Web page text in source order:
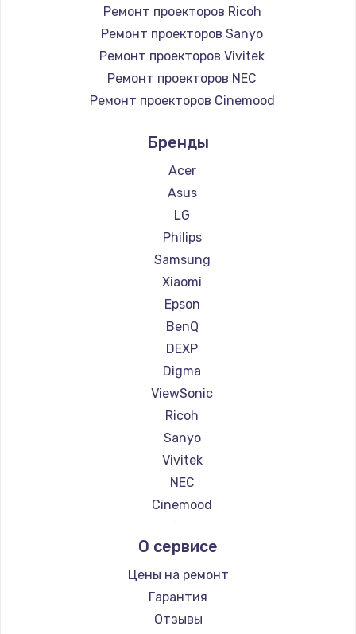
Ремонт проекторов Ricoh
Ремонт проекторов Sanyo
Ремонт проекторов Vivitek
Ремонт проекторов NEC
Ремонт проекторов Cinemood
Ремонт проекторов Barco
Ремонт проекторов Xgimi
Ремонт проекторов Canon
Ремонт проекторов JVC
Ремонт проекторов Casio
Ремонт проекторов Hiper
Ремонт проекторов HITACHI
Ремонт проекторов Panasonic
Ремонт проекторов Hisense
Бренды
Acer
Asus
LG
Philips
Samsung
Xiaomi
Epson
BenQ
DEXP
Digma
ViewSonic
Ricoh
Sanyo
Vivitek
NEC
Cinemood
Barco
Xgimi
Canon
JVC
О сервисе
Цены на ремонт
Гарантия
Отзывы